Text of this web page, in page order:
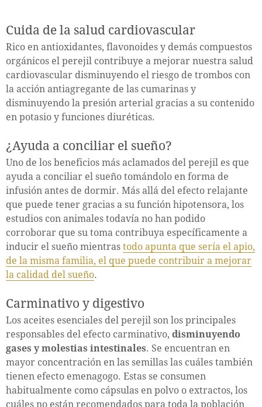
Cuida de la salud cardiovascular
Rico en antioxidantes, flavonoides y demás compuestos
orgánicos el perejil contribuye a mejorar nuestra salud
cardiovascular disminuyendo el riesgo de trombos con
la acción antiagregante de las cumarinas y
disminuyendo la presión arterial gracias a su contenido
en potasio y funciones diuréticas.
¿Ayuda a conciliar el sueño?
Uno de los beneficios más aclamados del perejil es que
ayuda a conciliar el sueño tomándolo en forma de
infusión antes de dormir. Más allá del efecto relajante
que puede tener gracias a su función hipotensora, los
estudios con animales todavía no han podido
corroborar que su toma contribuya específicamente a
inducir el sueño mientras todo apunta que sería el apio,
de la misma familia, el que puede contribuir a mejorar
la calidad del sueño.
Carminativo y digestivo
Los aceites esenciales del perejil son los principales
responsables del efecto carminativo, disminuyendo
gases y molestias intestinales. Se encuentran en
mayor concentración en las semillas las cuáles también
tienen efecto emenagogo. Estas se consumen
habitualmente como cápsulas en polvo o extractos, los
cuáles no están recomendados para toda la población